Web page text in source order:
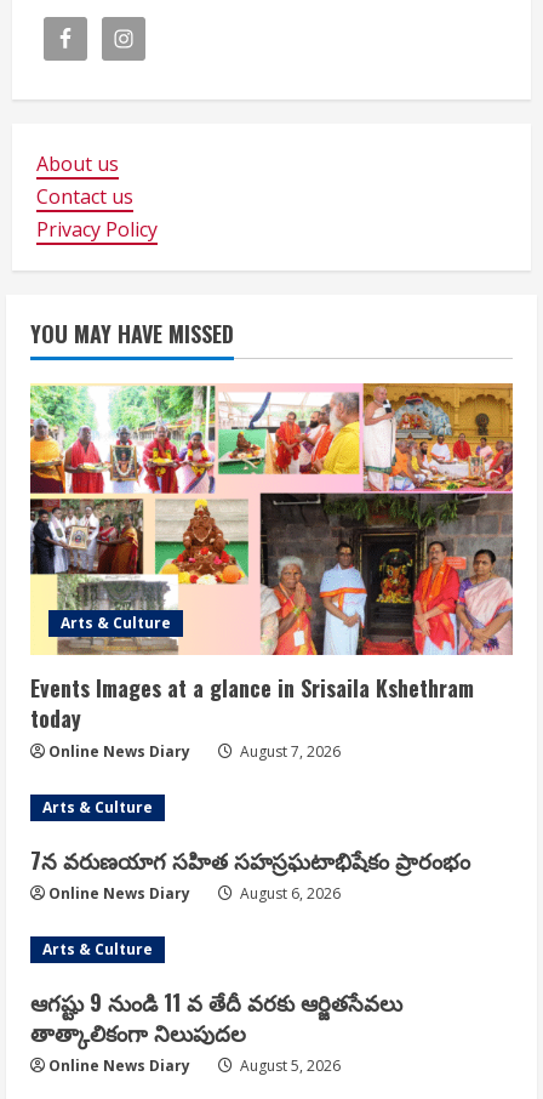
About us
Contact us
Privacy Policy
YOU MAY HAVE MISSED
Arts & Culture
Events Images at a glance in Srisaila Kshethram
today
Online News Diary August 7, 2026
Arts & Culture
7న వరుణయాగ సహిత సహస్రఘటాభిషేకం ప్రారంభం
Online News Diary August 6, 2026
Arts & Culture
ఆగష్టు 9 నుండి 11 వ తేదీ వరకు ఆర్జితసేవలు
తాత్కాలికంగా నిలుపుదల
Online News Diary August 5, 2026